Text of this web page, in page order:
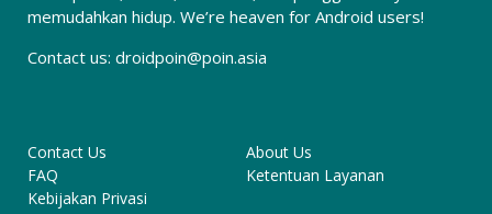
memudahkan hidup. We’re heaven for Android users!
Contact us: droidpoin@poin.asia
Contact Us
About Us
FAQ
Ketentuan Layanan
Kebijakan Privasi